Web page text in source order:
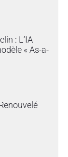
: L’IA
« As-a-